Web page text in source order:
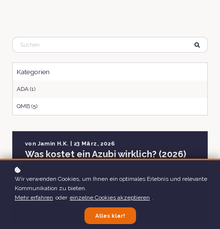
von Jamin H.K. | 23 März, 2026
Was kostet ein Azubi wirklich? (2026)
% der Bruttokosten refinanzieren sich durch die Arbeitsleistung
Mindestausbildungsvergütung 2026, zur ehrlichen Brutto-
Netto-Kalkulation und wann sich Ausbildung wirklich lohnt.
Kategorien
ADA (1)
QMB (5)
Wir verwenden Cookies, um Ihnen ein optimales Erlebnis und relevante
Kommunikation zu bieten.
Mehr erfahren oder einzelne Cookies akzeptieren .
Alles klar!